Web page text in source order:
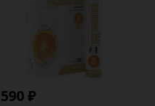
590 ₽